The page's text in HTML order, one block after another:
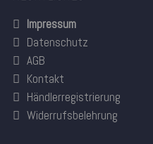
Impressum
Datenschutz
AGB
Kontakt
Händlerregistrierung
Widerrufsbelehrung